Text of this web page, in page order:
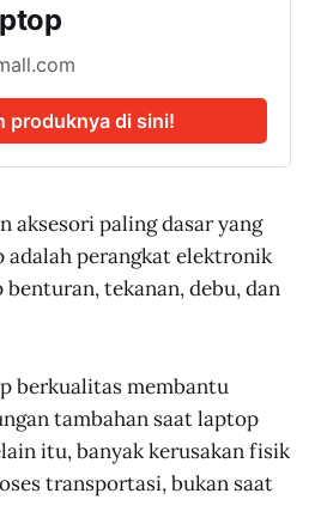
produknya di sini!
aksesori paling dasar yang
perangkat elektronik
tekanan, debu, dan
berkualitas membantu
tambahan saat laptop
itu, banyak kerusakan fisik
transportasi, bukan saat